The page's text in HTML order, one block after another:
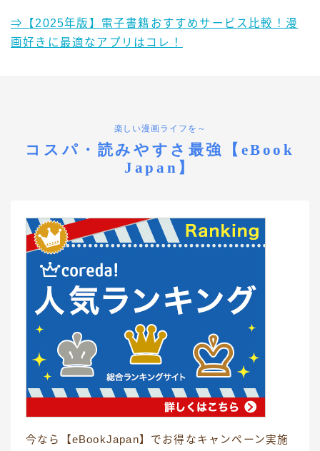
⇒【2025年版】電子書籍おすすめサービス比較！漫
画好きに最適なアプリはコレ！
楽しい漫画ライフを～
コスパ・読みやすさ最強【eBook
Japan】
今なら【eBookJapan】でお得なキャンペーン実施